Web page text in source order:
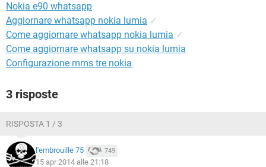
Nokia e90 whatsapp
Aggiornare whatsapp nokia lumia ✓
Come aggiornare whatsapp nokia lumia ✓
Come aggiornare whatsapp su nokia lumia
Configurazione mms tre nokia
3 risposte
RISPOSTA 1 / 3
l'embrouille 75 749
15 apr 2014 alle 21:18